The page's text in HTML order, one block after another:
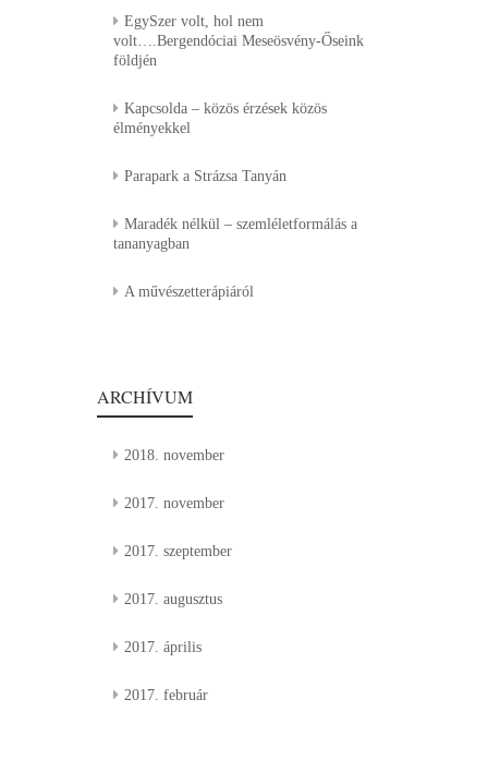
EgySzer volt, hol nem
volt….Bergendóciai Meseösvény-Őseink
földjén
Kapcsolda – közös érzések közös
élményekkel
Parapark a Strázsa Tanyán
Maradék nélkül – szemléletformálás a
tananyagban
A művészetterápiáról
ARCHÍVUM
2018. november
2017. november
2017. szeptember
2017. augusztus
2017. április
2017. február